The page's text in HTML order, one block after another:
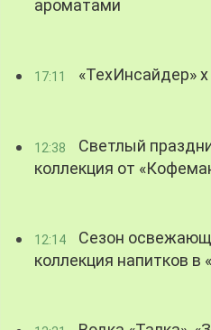
ароматами
17:11 «ТехИнсайдер»
12:38
Светлый
коллекция от
12:14
Сезон
коллекция напитков в